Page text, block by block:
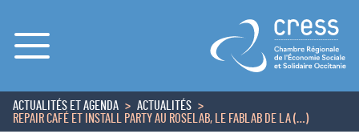
Menu
ACCUEIL
ACTUALITÉS ET AGENDA
ACTUALITÉS
REPAIR CAFÉ ET INSTALL PARTY AU ROSELAB, LE FABLAB DE LA (…)